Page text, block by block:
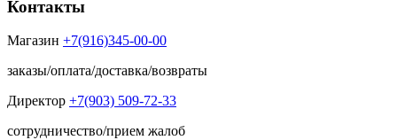
Контакты
Магазин +7(916)345-00-00
заказы/оплата/доставка/возвраты
Директор +7(903) 509-72-33
сотрудничество/прием жалоб